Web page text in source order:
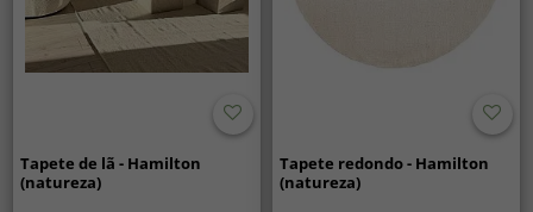
Tapete de lã - Hamilton
(natureza)
Tapete redondo - Hamilton
(natureza)